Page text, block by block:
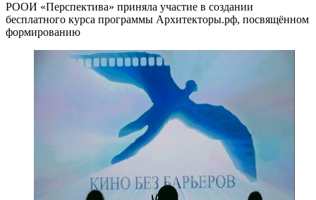
РООИ «Перспектива» приняла участие в создании
бесплатного курса программы Архитекторы.рф, посвящённом
формированию